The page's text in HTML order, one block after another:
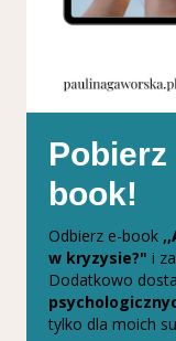
Pobierz
book!
Odbierz e-book
w kryzysie?" i
Dodatkowo
tylko dla moich